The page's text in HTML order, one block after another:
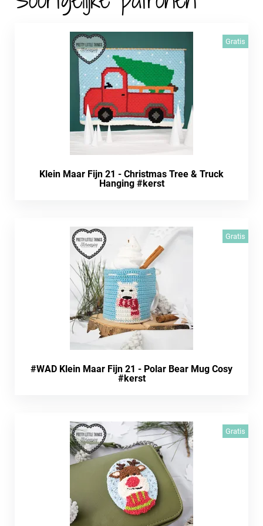
Gratis
Klein Maar Fijn 21 - Christmas Tree & Truck
Hanging #kerst
Gratis
#WAD Klein Maar Fijn 21 - Polar Bear Mug Cosy
#kerst
Gratis